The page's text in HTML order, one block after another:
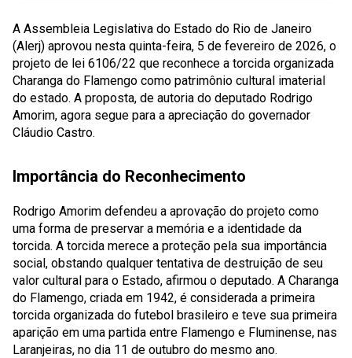
A Assembleia Legislativa do Estado do Rio de Janeiro
(Alerj) aprovou nesta quinta-feira, 5 de fevereiro de 2026, o
projeto de lei 6106/22 que reconhece a torcida organizada
Charanga do Flamengo como patrimônio cultural imaterial
do estado. A proposta, de autoria do deputado Rodrigo
Amorim, agora segue para a apreciação do governador
Cláudio Castro.
Importância do Reconhecimento
Rodrigo Amorim defendeu a aprovação do projeto como
uma forma de preservar a memória e a identidade da
torcida. A torcida merece a proteção pela sua importância
social, obstando qualquer tentativa de destruição de seu
valor cultural para o Estado, afirmou o deputado. A Charanga
do Flamengo, criada em 1942, é considerada a primeira
torcida organizada do futebol brasileiro e teve sua primeira
aparição em uma partida entre Flamengo e Fluminense, nas
Laranjeiras, no dia 11 de outubro do mesmo ano.